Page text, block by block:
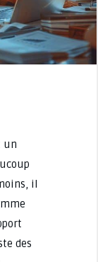
un
il
des